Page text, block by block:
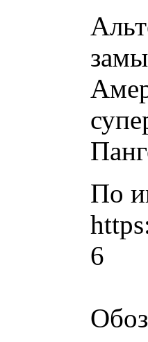
По
6